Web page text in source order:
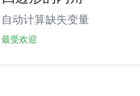
自动计算缺失变量
最受欢迎